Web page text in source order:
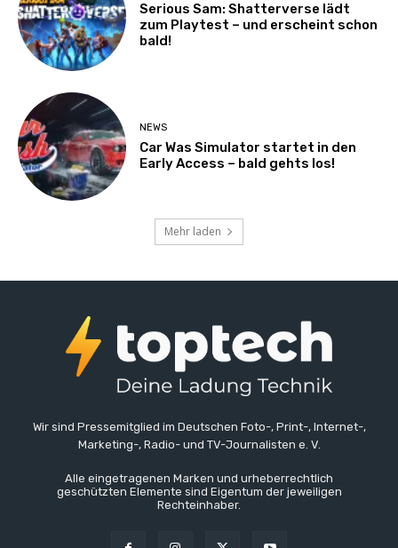
Serious Sam: Shatterverse lädt
zum Playtest – und erscheint schon
bald!
NEWS
Car Was Simulator startet in den
Early Access – bald gehts los!
Mehr laden
Wir sind Pressemitglied im Deutschen Foto-, Print-, Internet-,
Marketing-, Radio- und TV-Journalisten e. V.
Alle eingetragenen Marken und urheberrechtlich
geschützten Elemente sind Eigentum der jeweiligen
Rechteinhaber.